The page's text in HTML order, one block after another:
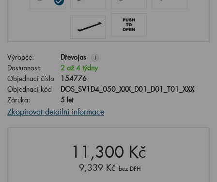
Výrobce: Dřevojas i
Dostupnost:
2 až 4 týdny
Objednací číslo
154776
Objednací kód
DOS_SV1D4_050_XXX_D01_D01_T01_XXX
Záruka:
5 let
Zkopírovat detailní informace
11,300 Kč
9,339 Kč bez DPH